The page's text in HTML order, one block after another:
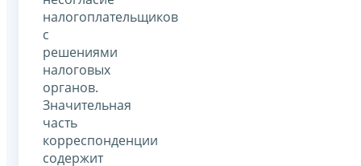
налогоплательщиков
с
решениями
налоговых
органов.
Значительная
часть
корреспонденции
содержит